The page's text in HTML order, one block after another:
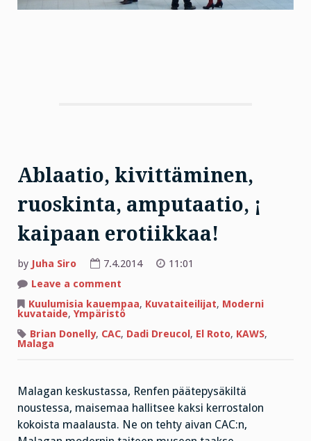
Ablaatio, kivittäminen,
ruoskinta, amputaatio, ¡
kaipaan erotiikkaa!
by Juha Siro 7.4.2014
11:01
Leave a comment
kivittäminen,
ruoskinta,
kaipaan
Kuulumisia kauempaa, Kuvataiteilijat, Moderni
kuvataide, Ympäristö
Brian Donelly, CAC, Dadi Dreucol, El Roto, KAWS,
Malaga
Malagan keskustassa, Renfen päätepysäkiltä
noustessa, maisemaa hallitsee kaksi kerrostalon
kokoista maalausta. Ne on tehty aivan CAC:n,